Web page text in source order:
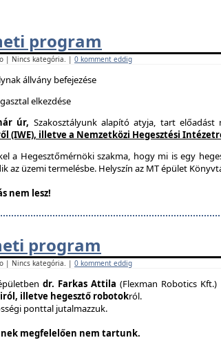
program
| Nincs kategória. | 0 komment eddig
állvány befejezése
elkezdése
úr, Szakosztályunk alapító atyja, tart előadást
(IWE), illetve a Nemzetközi Hegesztési
a Hegesztőmérnöki szakma, hogy mi is egy
az üzemi termelésbe. Helyszín az MT épület
nem lesz!
program
| Nincs kategória. | 0 komment eddig
dr. Farkas Attila(Flexman Robotics
illetve hegesztő robotokról.
ponttal jutalmazzuk.
megfelelően nem tartunk.